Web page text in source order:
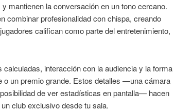
mantienen la conversación en un tono cercano.
combinar profesionalidad con chispa, creando
califican como parte del entretenimiento,
interacción con la audiencia y la forma
o un premio grande. Estos detalles —una cámara
de ver estadísticas en pantalla— hacen
club exclusivo desde tu sala.